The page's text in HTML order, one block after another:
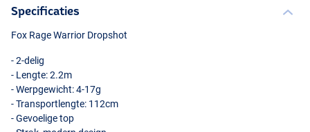
Specificaties
Fox Rage Warrior Dropshot
- 2-delig
- Lengte: 2.2m
- Werpgewicht: 4-17g
- Transportlengte: 112cm
- Gevoelige top